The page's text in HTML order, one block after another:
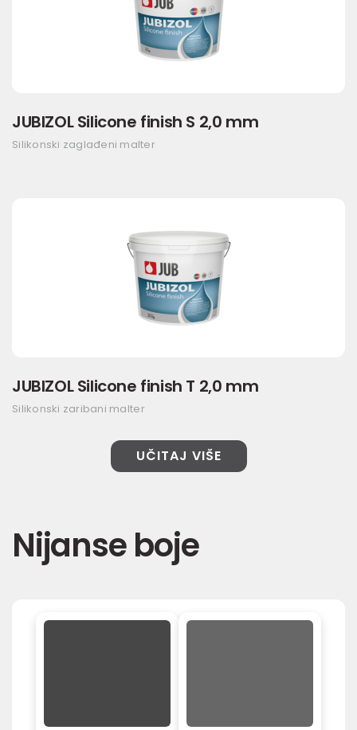
JUBIZOL Silicone finish S 2,0 mm
Silikonski zaglađeni malter
JUBIZOL Silicone finish T 2,0 mm
Silikonski zaribani malter
UČITAJ VIŠE
Nijanse boje